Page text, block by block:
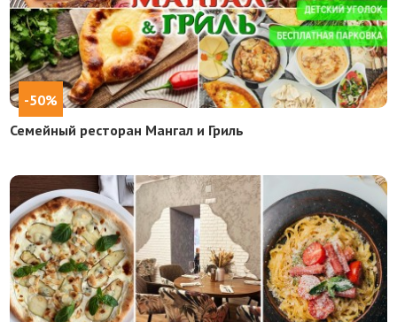
-50%
Семейный ресторан Мангал и Гриль